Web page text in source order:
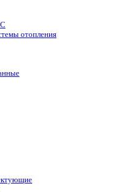
отопления